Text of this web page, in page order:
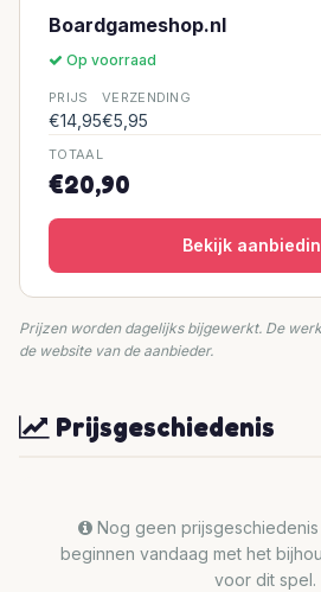
Boardgameshop.nl
Op voorraad
PRIJS
€14,95
VERZENDING
€5,95
TOTAAL
€20,90
Bekijk
Prijzen worden dagelijks bijgewerkt. De
de website van de aanbieder.
Prijsgeschiedenis
Nog geen prijsgeschiedenis
beginnen vandaag met het
voor dit spel.